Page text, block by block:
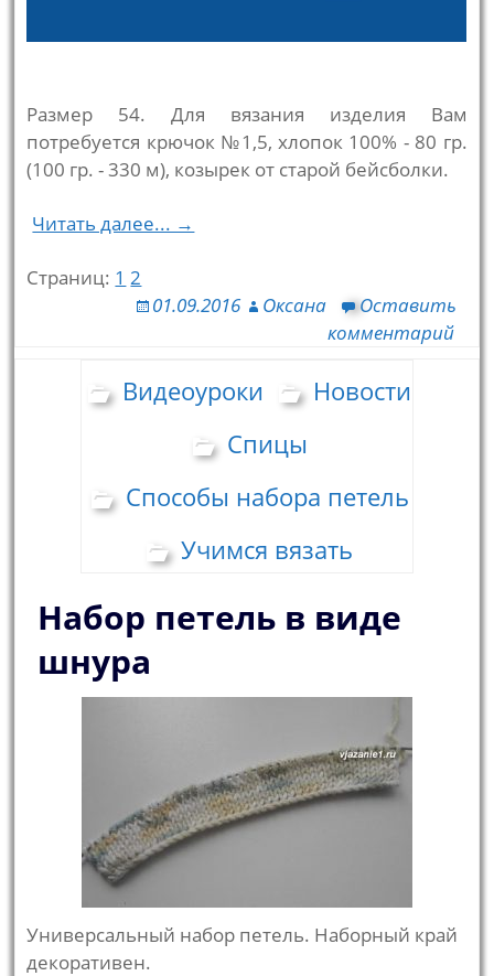
Размер 54. Для вязания изделия Вам
потребуется крючок №1,5, хлопок 100% - 80 гр.
(100 гр. - 330 м), козырек от старой бейсболки.
Читать далее... →
Страниц: 1 2
01.09.2016
Оксана
Оставить
комментарий
Видеоуроки
Новости
Спицы
Способы набора петель
Учимся вязать
Набор петель в виде
шнура
Универсальный набор петель. Наборный край
декоративен.